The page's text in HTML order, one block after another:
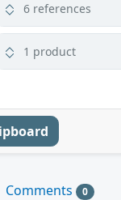
6 references
1 product
Comments 0